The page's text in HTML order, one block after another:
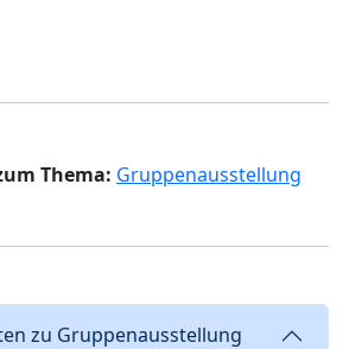
Thema: Gruppenausstellung
zu Gruppenausstellung